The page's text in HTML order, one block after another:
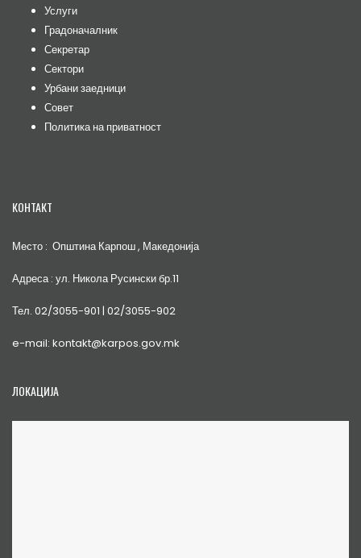
Услуги
Градоначалник
Секретар
Сектори
Урбани заедници
Совет
Политика на приватност
КОНТАКТ
Место : Општина Карпош , Македонија
Адреса : ул. Никола Русински бр.11
Тел. 02/3055-901 | 02/3055-902
e-mail: kontakt@karpos.gov.mk
ЛОКАЦИЈА